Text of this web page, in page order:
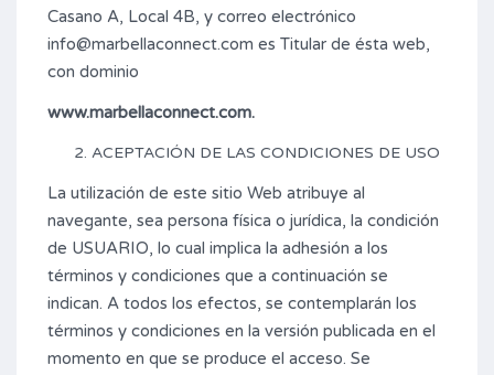
Casano A, Local 4B, y correo electrónico
info@marbellaconnect.com es Titular de ésta web,
con dominio
www.marbellaconnect.com.
ACEPTACIÓN DE LAS CONDICIONES DE USO
La utilización de este sitio Web atribuye al
navegante, sea persona física o jurídica, la condición
de USUARIO, lo cual implica la adhesión a los
términos y condiciones que a continuación se
indican. A todos los efectos, se contemplarán los
términos y condiciones en la versión publicada en el
momento en que se produce el acceso. Se